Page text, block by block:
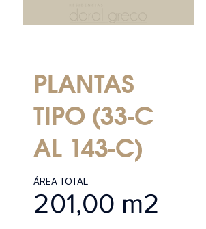
PLANTAS
TIPO (33-C
AL 143-C)
ÁREA TOTAL
201,00 m2